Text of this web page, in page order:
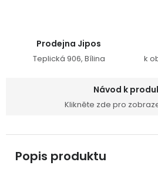
Prodejna Jipos
Teplická 906, Bílina k
Návod k
Klikněte zde pro
Popis produktu